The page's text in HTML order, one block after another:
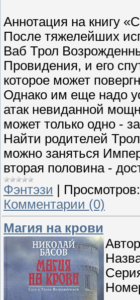
Аннотация на книгу
После тяжелейших
Ваб Трол
Провидения, и его
которое может
Однако им еще надо
атак невиданной
может только одно -
Найти родителей
можно заняться
вторая половина -
Фэнтэзи | Просмотров:
Комментарии (0)
Магия на крови